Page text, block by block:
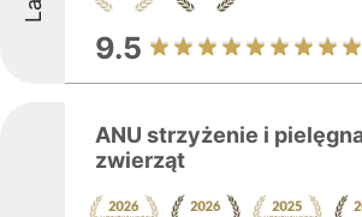
9.5
ANU strzyżenie i
zwierząt